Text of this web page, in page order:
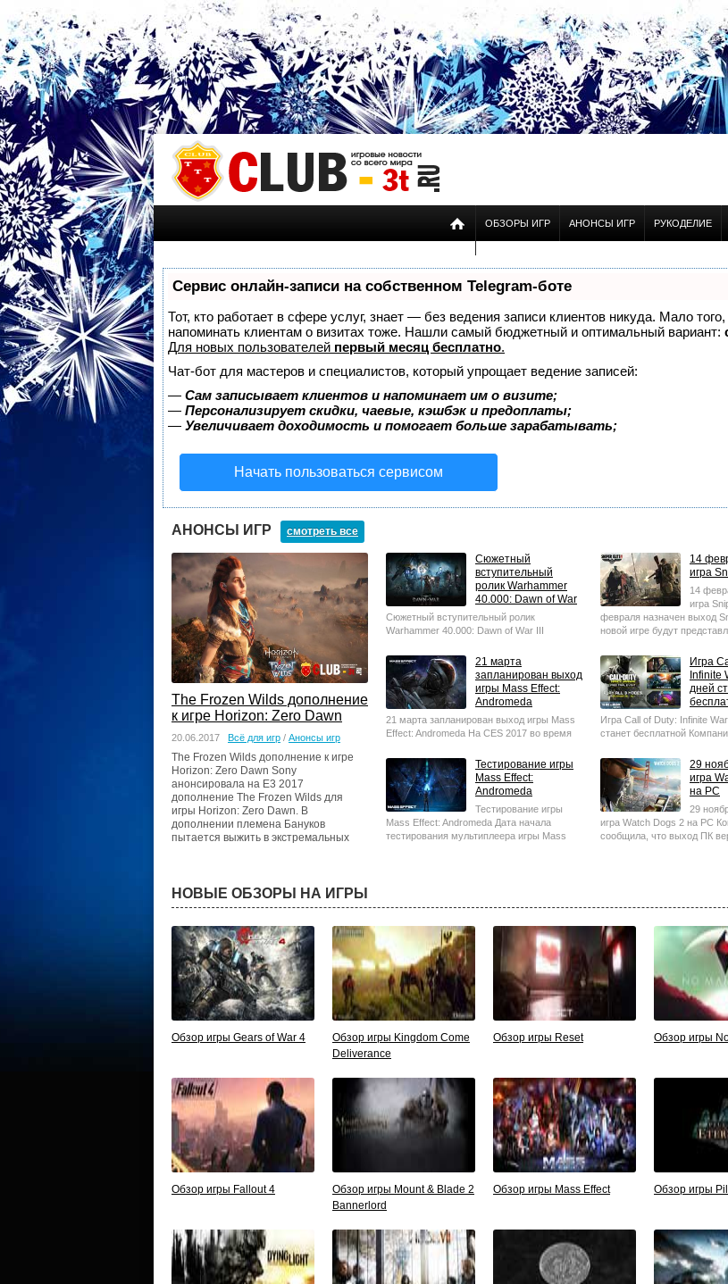
ОБЗОРЫ ИГР АНОНСЫ ИГР РУКОДЕЛИЕ
Сервис онлайн-записи на собственном Telegram-боте
Тот, кто работает в сфере услуг, знает — без ведения записи клиентов никуда. Мало
напоминать клиентам о визитах тоже. Нашли самый бюджетный и оптимальный вариант:
Для новых пользователей первый месяц бесплатно.
Чат-бот для мастеров и специалистов, который упрощает ведение записей:
— Сам записывает клиентов и напоминает им о визите;
— Персонализирует скидки, чаевые, кэшбэк и предоплаты;
— Увеличивает доходимость и помогает больше зарабатывать;
Начать пользоваться сервисом
АНОНСЫ ИГР смотреть все
The Frozen Wilds дополнение
к игре Horizon: Zero Dawn
20.06.2017 Всё для игр / Анонсы игр
The Frozen Wilds дополнение к игре
Horizon: Zero Dawn Sony
анонсировала на E3 2017
дополнение The Frozen Wilds для
игры Horizon: Zero Dawn. В
дополнении племена Бануков
пытается выжить в экстремальных
Сюжетный
вступительный
ролик Warhammer
40.000: Dawn of War
III
Сюжетный вступительный ролик
Warhammer 40.000: Dawn of War III
опубликовал..
14
игра
14
игра
февраля назначен выход
новой игре будут
21 марта
запланирован выход
игры Mass Effect:
Andromeda
21 марта запланирован выход игры Mass
Effect: Andromeda На CES 2017 во время
Игра
Infinite
дней
Игра Call of Duty: Infinite
станет бесплатной
Тестирование игры
Mass Effect:
Andromeda
Тестирование игры
Mass Effect: Andromeda Дата начала
тестирования мультиплеера игры Mass
29
игра
на PC
29
игра Watch Dogs 2 на PC
сообщила, что выход ПК
НОВЫЕ ОБЗОРЫ НА ИГРЫ
Обзор игры Gears of War 4
Обзор игры Kingdom Come
Deliverance
Обзор игры Reset Обзор игры
Обзор игры Fallout 4
Обзор игры Mount & Blade 2
Bannerlord
Обзор игры Mass Effect Обзор игры